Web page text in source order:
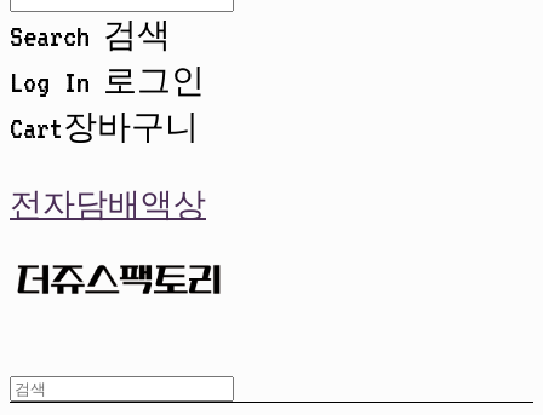
Search 검색
Log In 로그인
Cart장바구니
전자담배액상